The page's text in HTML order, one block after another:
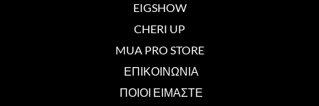
EIGSHOW
CHERI UP
MUA PRO STORE
ΕΠΙΚΟΙΝΩΝΙΑ
ΠΟΙΟΙ ΕΙΜΑΣΤΕ